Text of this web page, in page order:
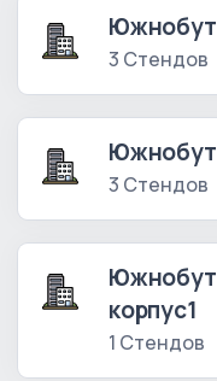
3 Стендов
3 Стендов
корпус1
1 Стендов